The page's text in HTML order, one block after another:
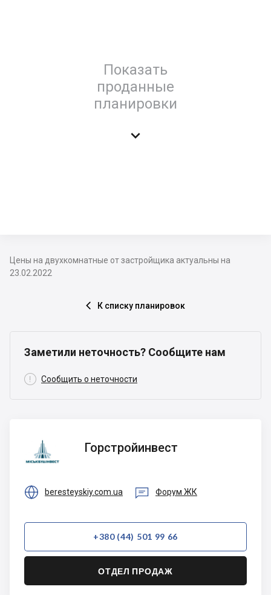
Показать
проданные
планировки

Цены на двухкомнатные от застройщика актуальны на
23.02.2022
 К списку планировок
Заметили неточность? Сообщите нам
 Сообщить о неточности
Горстройинвест
Горстройинвест
 beresteyskiy.com.ua  Форум ЖК
+380 (44) 501 99 66
ОТДЕЛ ПРОДАЖ